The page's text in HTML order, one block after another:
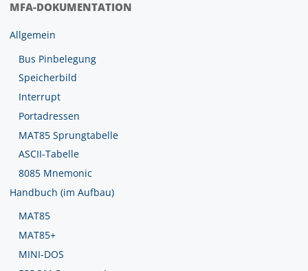
MFA-DOKUMENTATION
Allgemein
Bus Pinbelegung
Speicherbild
Interrupt
Portadressen
MAT85 Sprungtabelle
ASCII-Tabelle
8085 Mnemonic
Handbuch (im Aufbau)
MAT85
MAT85+
MINI-DOS